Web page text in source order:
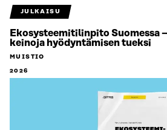
JULKAISU
Ekosysteemitilinpito Suomessa
keinoja hyödyntämisen tueksi
MUISTIO
2026